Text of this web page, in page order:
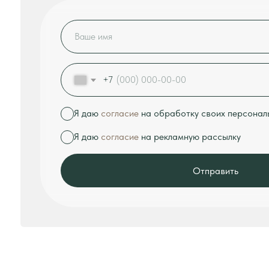
ПОЧЕМУ ВЫБИРАЮТ
Лучше всего о нас расскажут отзывы наших клиентов